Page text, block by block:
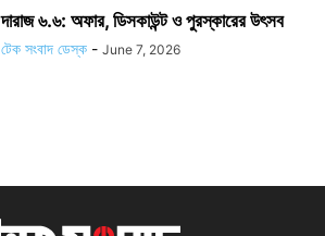
দারাজ ৬.৬: অফার, ডিসকাউন্ট ও পুরস্কারের উৎসব
টেক সংবাদ ডেস্ক - June 7, 2026